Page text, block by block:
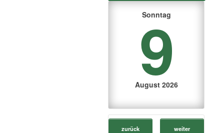
Sonntag
9
August 2026
zurück weiter